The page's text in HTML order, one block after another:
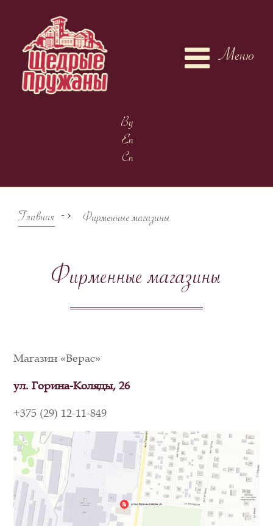
Меню
By
En
Cn
Главная -> Фирменные магазины
Фирменные магазины
Магазин «Верас»
ул. Горина-Коляды, 26
+375 (29) 12-11-849